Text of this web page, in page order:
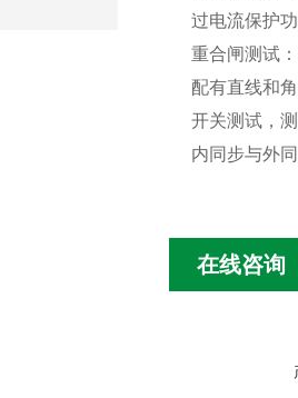
过电流保护
重合闸测试
配有直线
开关测试，
内同步与外
在线咨询